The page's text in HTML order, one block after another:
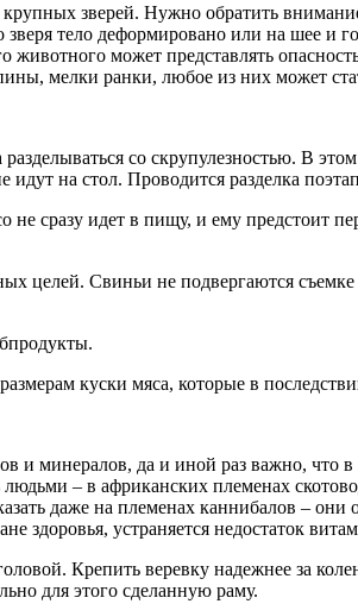
зверей. Нужно обратить
тело деформировано или на шее и
животного может представлять
мелки ранки, любое из них может
со скрупулезностью. В
на стол. Проводится разделка
сразу идет в пищу, и ему предстоит
целей. Свиньи не подвергаются
куски мяса, которые в
и минералов, да и иной раз важно, что
– в африканских племенах
даже на племенах каннибалов –
здоровья, устраняется недостаток
Крепить веревку надежнее за
для этого сделанную раму.